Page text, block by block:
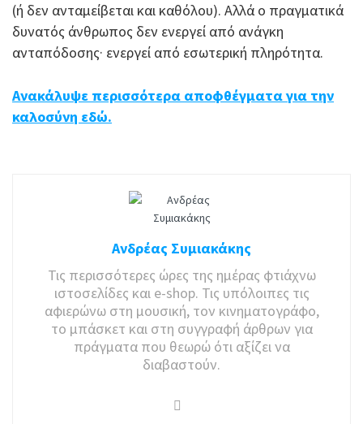
(ή δεν ανταμείβεται και καθόλου). Αλλά ο πραγματικά
δυνατός άνθρωπος δεν ενεργεί από ανάγκη
ανταπόδοσης· ενεργεί από εσωτερική πληρότητα.
Ανακάλυψε περισσότερα αποφθέγματα για την
καλοσύνη εδώ.
Ανδρέας Συμιακάκης
Τις περισσότερες ώρες της ημέρας φτιάχνω
ιστοσελίδες και e-shop. Τις υπόλοιπες τις
αφιερώνω στη μουσική, τον κινηματογράφο,
το μπάσκετ και στη συγγραφή άρθρων για
πράγματα που θεωρώ ότι αξίζει να
διαβαστούν.